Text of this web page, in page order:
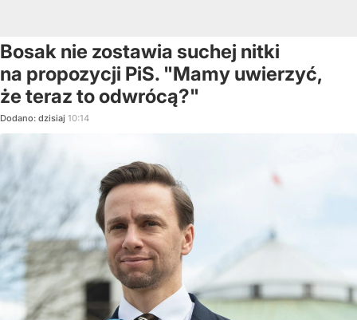
Bosak nie zostawia suchej nitki
na propozycji PiS. "Mamy uwierzyć,
że teraz to odwrócą?"
Dodano: dzisiaj 10:14